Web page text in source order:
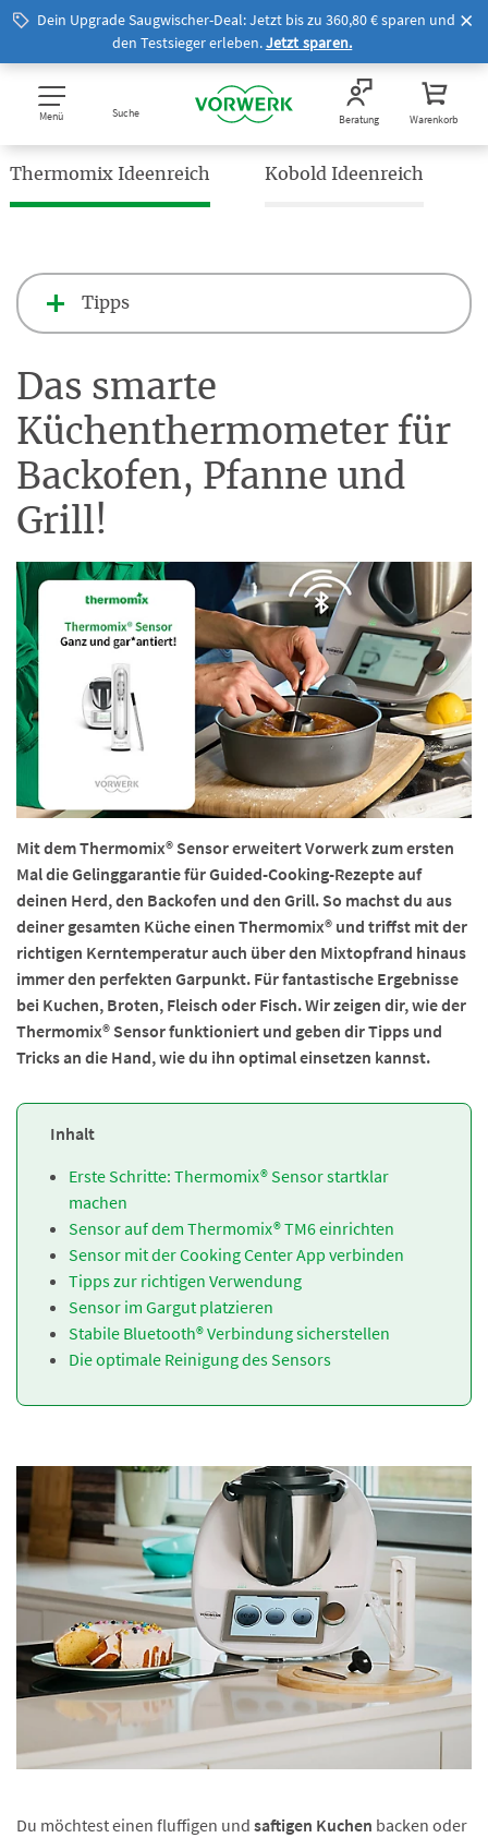
Dein Upgrade Saugwischer-Deal: Jetzt bis zu 360,80 € sparen und
den Testsieger erleben.Jetzt sparen.
Menü Suche Beratung Warenkorb
Thermomix Ideenreich Kobold Ideenreich
Tipps
Das smarte
Küchenthermometer für
Backofen, Pfanne und
Grill!
Mit dem Thermomix® Sensor erweitert Vorwerk zum ersten
Mal die Gelinggarantie für Guided-Cooking-Rezepte auf
deinen Herd, den Backofen und den Grill. So machst du aus
deiner gesamten Küche einen Thermomix® und triffst mit der
richtigen Kerntemperatur auch über den Mixtopfrand hinaus
immer den perfekten Garpunkt. Für fantastische Ergebnisse
bei Kuchen, Broten, Fleisch oder Fisch. Wir zeigen dir, wie der
Thermomix® Sensor funktioniert und geben dir Tipps und
Tricks an die Hand, wie du ihn optimal einsetzen kannst.
Inhalt
Erste Schritte: Thermomix® Sensor startklar
machen
Sensor auf dem Thermomix® TM6 einrichten
Sensor mit der Cooking Center App verbinden
Tipps zur richtigen Verwendung
Sensor im Gargut platzieren
Stabile Bluetooth® Verbindung sicherstellen
Die optimale Reinigung des Sensors
Du möchtest einen fluffigen und saftigen Kuchen backen oder